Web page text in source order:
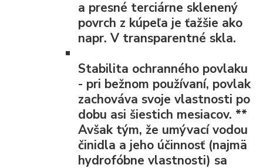
a presné terciárne sklenený
povrch z kúpeľa je ťažšie ako
napr. V transparentné skla.
Stabilita ochranného povlaku
- pri bežnom používaní, povlak
zachováva svoje vlastnosti po
dobu asi šiestich mesiacov. **
Avšak tým, že umývací vodou
činidla a jeho účinnosť (najmä
hydrofóbne vlastnosti) sa